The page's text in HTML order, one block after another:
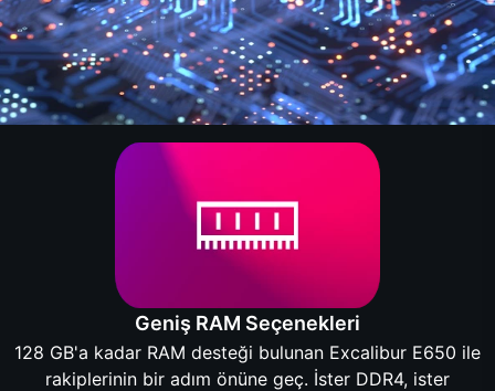
Geniş RAM Seçenekleri
128 GB'a kadar RAM desteği bulunan Excalibur E650 ile
rakiplerinin bir adım önüne geç. İster DDR4, ister